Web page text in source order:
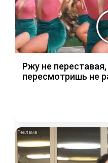
Ржу не
пересмотришь не